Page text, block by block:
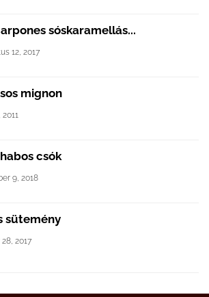
sóskaramellás...
12, 2017
mignon
csók
9, 2018
sütemény
2017